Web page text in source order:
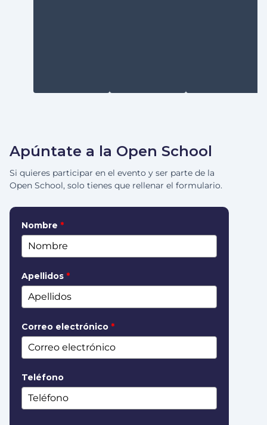
Apúntate a la Open School
Si quieres participar en el evento y ser parte de la
Open School, solo tienes que rellenar el formulario.
Nombre *
Apellidos *
Correo electrónico *
Teléfono